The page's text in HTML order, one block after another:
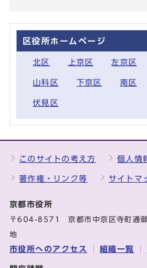
区役所ホームページ
北区 上京区 左京区
山科区 下京区 南区
伏見区
このサイトの考え方 個人情
著作権・リンク等 サイトマ
京都市役所
〒604-8571 京都市中京区寺町通
地
市役所へのアクセス 組織一覧